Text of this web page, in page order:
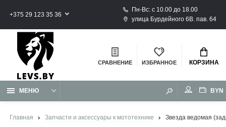
+375 29 123 35 36
Пн-Вс: с 10.00 до 18.00
улица Бурдейного 6В. пав. 64
СРАВНЕНИЕ ИЗБРАННОЕ КОРЗИНА
МЕНЮ BYN
Главная Запчасти и аксессуары к мототехнике Звезда ведомая